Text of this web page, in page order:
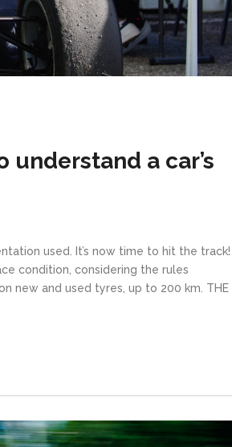
understand a car’s
used. It’s now time to hit the track!
condition, considering the rules
new and used tyres, up to 200 km. THE